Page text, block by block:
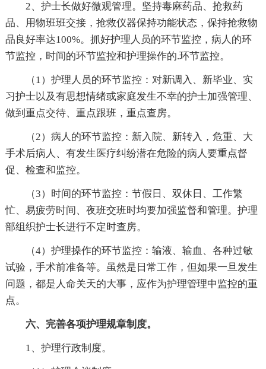
2、护士长做好微观管理。坚持毒麻药品、抢救药
品、用物班班交接，抢救仪器保持功能状态，保持抢救物
品良好率达100%。抓好护理人员的环节监控，病人的环
节监控，时间的环节监控和护理操作的.环节监控。
（1）护理人员的环节监控：对新调入、新毕业、实
习护士以及有思想情绪或家庭发生不幸的护士加强管理、
做到重点交待、重点跟班，重点查房。
（2）病人的环节监控：新入院、新转入，危重、大
手术后病人、有发生医疗纠纷潜在危险的病人要重点督
促、检查和监控。
（3）时间的环节监控：节假日、双休日、工作繁
忙、易疲劳时间、夜班交班时均要加强监督和管理。护理
部组织护士长进行不定时查房。
（4）护理操作的环节监控：输液、输血、各种过敏
试验，手术前准备等。虽然是日常工作，但如果一旦发生
问题，都是人命关天的大事，应作为护理管理中监控的重
点。
六、完善各项护理规章制度。
1、护理行政制度。